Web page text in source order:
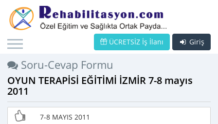
Giriş
ÜCRETSİZ İş İlanı
Soru-Cevap Formu
OYUN TERAPİSİ EĞİTİMİ İZMİR 7-8 mayıs
2011
7-8 MAYIS 2011